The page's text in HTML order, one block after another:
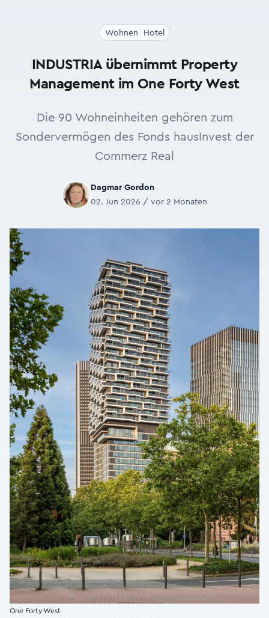
Wohnen Hotel
INDUSTRIA übernimmt Property
Management im One Forty West
Die 90 Wohneinheiten gehören zum
Sondervermögen des Fonds hausInvest der
Commerz Real
Dagmar Gordon
02. Jun 2026 / vor 2 Monaten
One Forty West